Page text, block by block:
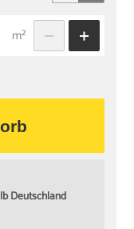
m²
Deutschland